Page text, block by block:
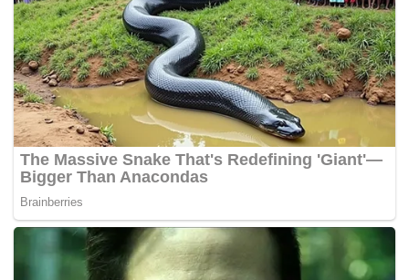
masih belum turun harga.
“Ini bertujuan membolehkan kerajaan memberi fokus untuk
usaha menurunkan harga barang bagi menjamin
keselesaan rakyat,” katanya.
Sementara itu ketika mengulas mengenai isu kebocoran
data peribadi yang didedah syarikat penyedia
penyelesaian pembayaran dalam talian iPay88 Sdn Bhd,
Ismail Sabri berkata, ia akan dibincangkan dalam
mesyuarat Kabinet.
“Ini kerana terdapat beberapa cadangan suruh buat RCI